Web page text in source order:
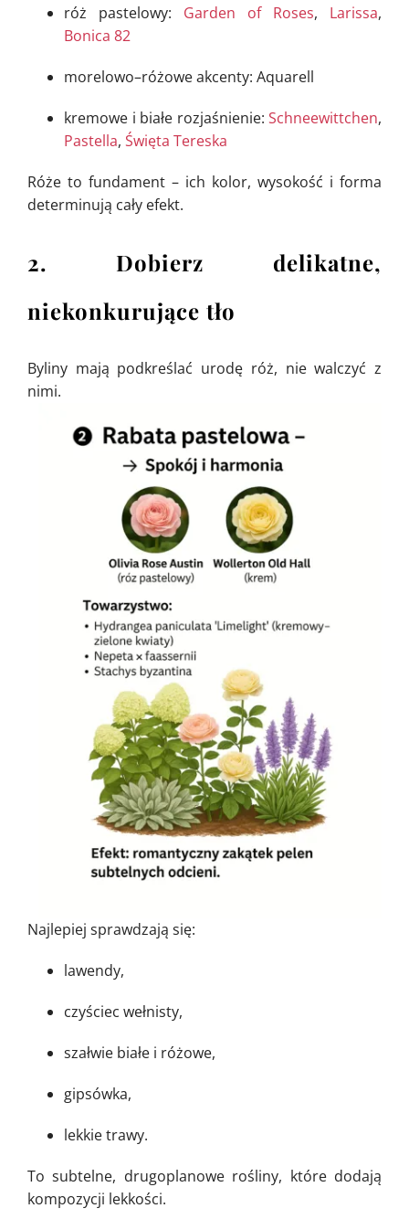
róż pastelowy: Garden of Roses, Larissa,
Bonica 82
morelowo–różowe akcenty: Aquarell
kremowe i białe rozjaśnienie: Schneewittchen,
Pastella, Święta Tereska
Róże to fundament – ich kolor, wysokość i forma
determinują cały efekt.
2. Dobierz delikatne,
niekonkurujące tło
Byliny mają podkreślać urodę róż, nie walczyć z
nimi.
Najlepiej sprawdzają się:
lawendy,
czyściec wełnisty,
szałwie białe i różowe,
gipsówka,
lekkie trawy.
To subtelne, drugoplanowe rośliny, które dodają
kompozycji lekkości.